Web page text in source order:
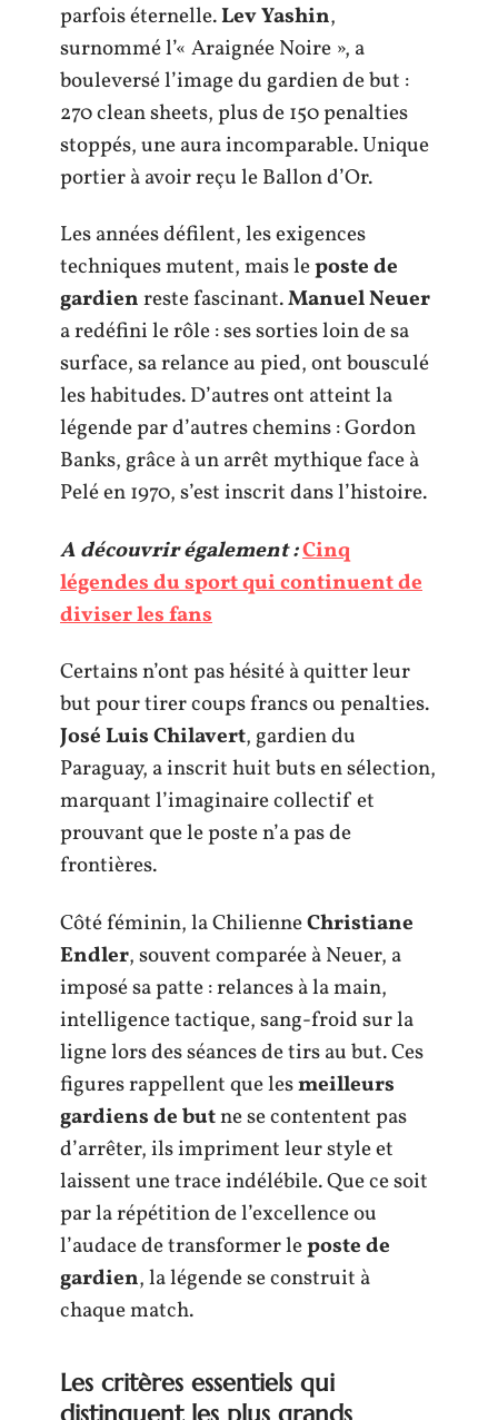
parfois éternelle.Lev Yashin,
surnommé l’« Araignée Noire », a
bouleversé l’image du gardien de but :
270 clean sheets, plus de 150 penalties
stoppés, une aura incomparable. Unique
portier à avoir reçu le Ballon d’Or.
Les années défilent, les exigences
techniques mutent, mais leposte de
gardienreste fascinant.Manuel Neuer
a redéfini le rôle : ses sorties loin de sa
surface, sa relance au pied, ont bousculé
les habitudes. D’autres ont atteint la
légende par d’autres chemins : Gordon
Banks, grâce à un arrêt mythique face à
Pelé en 1970, s’est inscrit dans l’histoire.
A découvrir également :Cinq
légendes du sport qui continuent de
diviser les fans
Certains n’ont pas hésité à quitter leur
but pour tirer coups francs ou penalties.
José Luis Chilavert, gardien du
Paraguay, a inscrit huit buts en sélection,
marquant l’imaginaire collectif et
prouvant que le poste n’a pas de
frontières.
Côté féminin, la ChilienneChristiane
Endler, souvent comparée à Neuer, a
imposé sa patte : relances à la main,
intelligence tactique, sang-froid sur la
ligne lors des séances de tirs au but. Ces
figures rappellent que lesmeilleurs
gardiens de butne se contentent pas
d’arrêter, ils impriment leur style et
laissent une trace indélébile. Que ce soit
par la répétition de l’excellence ou
l’audace de transformer leposte de
gardien, la légende se construit à
chaque match.
Les critères essentiels qui
distinguent les plus grands